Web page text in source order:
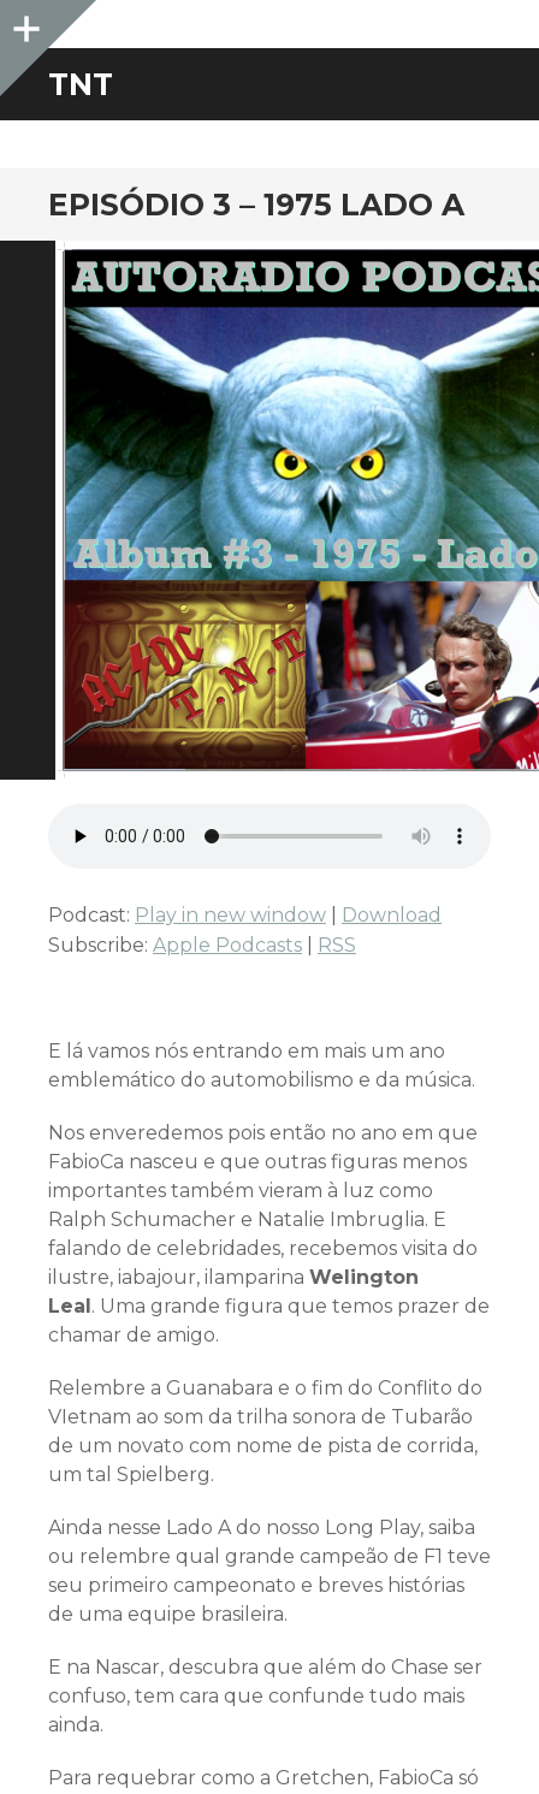
Sidebar
TNT
EPISÓDIO 3 – 1975 LADO A
Podcast: Play in new window
Download
Subscribe: Apple Podcasts RSS
E lá vamos nós entrando em mais um ano
emblemático do automobilismo e da música.
Nos enveredemos pois então no ano em que
FabioCa nasceu e que outras figuras menos
importantes também vieram à luz como
Ralph Schumacher e Natalie Imbruglia. E
falando de celebridades, recebemos visita do
ilustre, iabajour, ilamparina Welington
Leal. Uma grande figura que temos prazer de
chamar de amigo.
Relembre a Guanabara e o fim do Conflito do
VIetnam ao som da trilha sonora de Tubarão
de um novato com nome de pista de corrida,
um tal Spielberg.
Ainda nesse Lado A do nosso Long Play, saiba
ou relembre qual grande campeão de F1 teve
seu primeiro campeonato e breves histórias
de uma equipe brasileira.
E na Nascar, descubra que além do Chase ser
confuso, tem cara que confunde tudo mais
ainda.
Para requebrar como a Gretchen, FabioCa só